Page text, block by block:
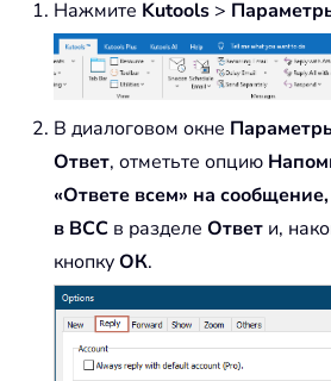
Нажмите Kutools >
В диалоговом окне
Ответ, отметьте опцию
«Ответе всем» на
в BCC в разделе Ответ и,
кнопкуОК.